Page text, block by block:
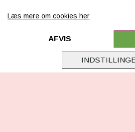
Retur
Samarbejde
Virksomhedsoplysninger
Cookie & Privatlivsoplysninger
Læs mere om cookies her
AFVIS